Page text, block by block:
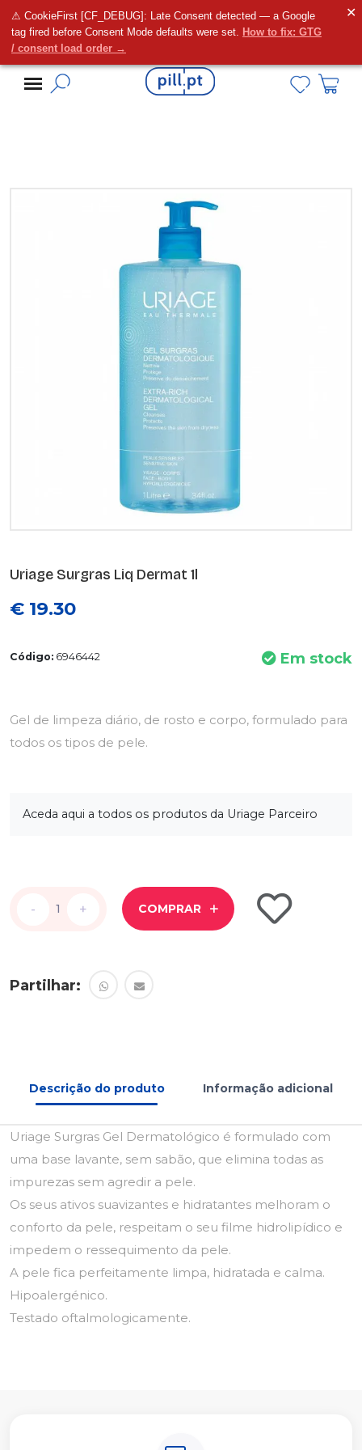
⚠ CookieFirst [CF_DEBUG]: Late Consent detected — a Google
tag fired before Consent Mode defaults were set. How to fix: GTG
/ consent load order →
✕
Alguma dúvida?
Uriage Surgras Liq Dermat 1l
€ 19.30
Código: 6946442 Em stock
Gel de limpeza diário, de rosto e corpo, formulado para
todos os tipos de pele.
Aceda aqui a todos os produtos da Uriage Parceiro
- +
- + COMPRAR
Partilhar:
Descrição do produto Informação adicional
Uriage Surgras Gel Dermatológico é formulado com
uma base lavante, sem sabão, que elimina todas as
impurezas sem agredir a pele.
Os seus ativos suavizantes e hidratantes melhoram o
conforto da pele, respeitam o seu filme hidrolipídico e
impedem o ressequimento da pele.
A pele fica perfeitamente limpa, hidratada e calma.
Hipoalergénico.
Testado oftalmologicamente.